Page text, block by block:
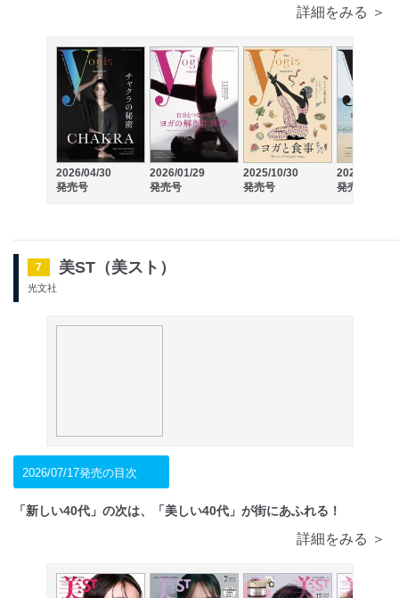
詳細をみる ＞
2026/04/30
発売号
2026/01/29
発売号
2025/10/30
発売号
2025/07/30
発売号
7 美ST（美スト）
光文社
2026/07/17発売の目次
「新しい40代」の次は、「美しい40代」が街にあふれる！
詳細をみる ＞